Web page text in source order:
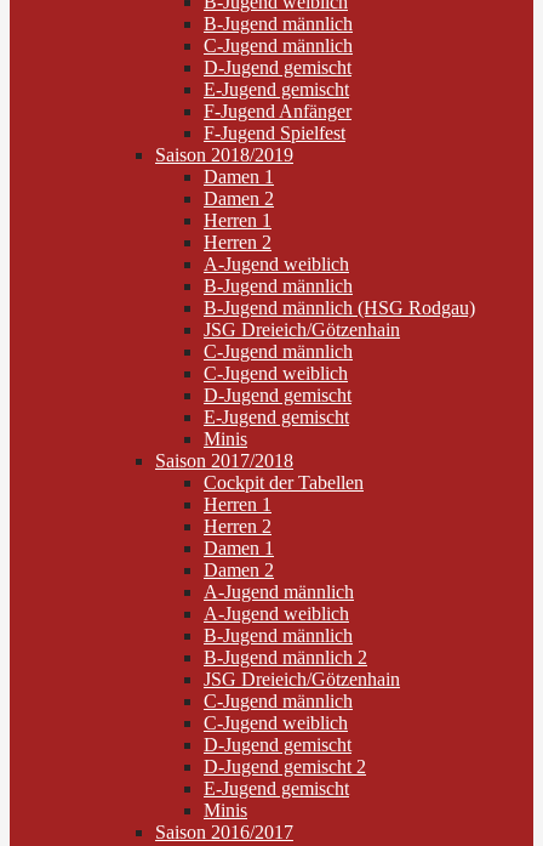
B-Jugend männlich
C-Jugend männlich
D-Jugend gemischt
E-Jugend gemischt
F-Jugend Anfänger
F-Jugend Spielfest
Saison 2018/2019
Damen 1
Damen 2
Herren 1
Herren 2
A-Jugend weiblich
B-Jugend männlich
B-Jugend männlich (HSG Rodgau)
JSG Dreieich/Götzenhain
C-Jugend männlich
C-Jugend weiblich
D-Jugend gemischt
E-Jugend gemischt
Minis
Saison 2017/2018
Cockpit der Tabellen
Herren 1
Herren 2
Damen 1
Damen 2
A-Jugend männlich
A-Jugend weiblich
B-Jugend männlich
B-Jugend männlich 2
JSG Dreieich/Götzenhain
C-Jugend männlich
C-Jugend weiblich
D-Jugend gemischt
D-Jugend gemischt 2
E-Jugend gemischt
Minis
Saison 2016/2017